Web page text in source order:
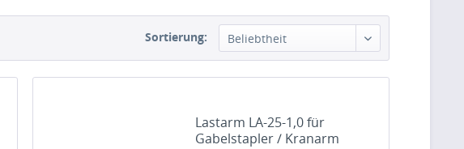
Sortierung: Beliebtheit
Lastarm LA-25-1,0 für
Gabelstapler / Kranarm